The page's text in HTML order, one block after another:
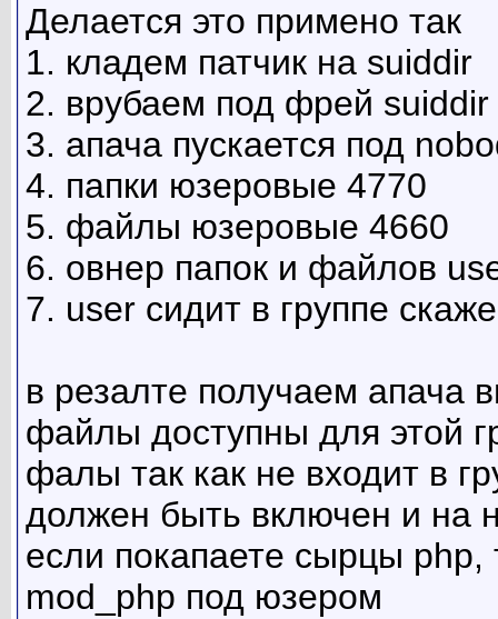
Делается это примено так
1. кладем патчик на suiddir
2. врубаем под фрей suiddir
3. апача пускается под
4. папки юзеровые 4770
5. файлы юзеровые 4660
6. овнер папок и файлов
7. user сидит в группе
в резалте получаем апача
файлы доступны для этой
фалы так как не входит в
должен быть включен и на
если покапаете сырцы php,
mod_php под юзером